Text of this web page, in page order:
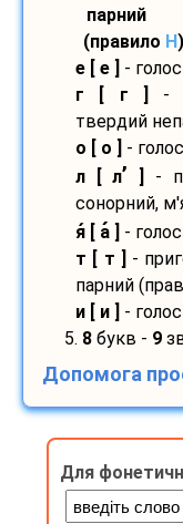
парний
(правило H)
е [ е ]
-
г [ г ]
-
твердий
о [ о ]
-
л [ л’
-
сонорний,
я [ а -
т [ т ]
-
парний
и [ и ]
-
5. 8 букв - 9
Допомога
Для